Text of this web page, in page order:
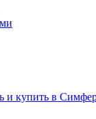
и купить в